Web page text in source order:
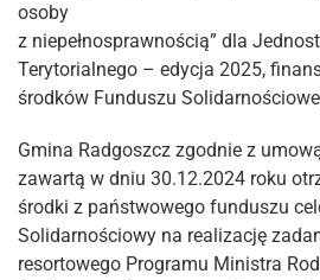
osoby
z niepełnosprawnością” dla
Terytorialnego – edycja 2025,
środków Funduszu
Gmina Radgoszcz zgodnie z
zawartą w dniu 30.12.2024 roku
środki z państwowego funduszu
Solidarnościowy na realizację
resortowego Programu Ministra